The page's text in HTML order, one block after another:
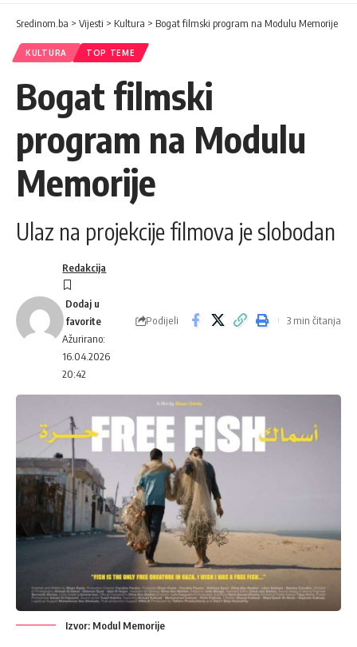
Sredinom.ba > Vijesti > Kultura > Bogat filmski program na Modulu Memorije
KULTURA TOP TEME
Bogat filmski
program na Modulu
Memorije
Ulaz na projekcije filmova je slobodan
Ažurirano:
16.04.2026
20:42
Redakcija
Podijeli 3 min čitanja
Izvor: Modul Memorije